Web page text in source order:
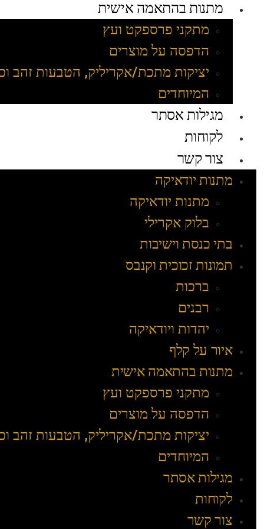
מתנות בהתאמה אישית
מתקני פרספקט ועץ
הדפסה על מוצרים
יציקות מתכת/אקריליק, הטבעות זהב
המיוחדים
מגילות אסתר
לקוחות
צור קשר
מתנות יודאיקה
מתנות יודאיקה
בלוק אקרילי
בתי כנסת וישיבות
תמונות זכוכית וקנבס
ברכות
רבנים
יהדות ויודאיקה
איור על קלף
מתנות בהתאמה אישית
מתקני פרספקט ועץ
הדפסה על מוצרים
יציקות מתכת/אקריליק, הטבעות זהב
המיוחדים
מגילות אסתר
לקוחות
צור קשר